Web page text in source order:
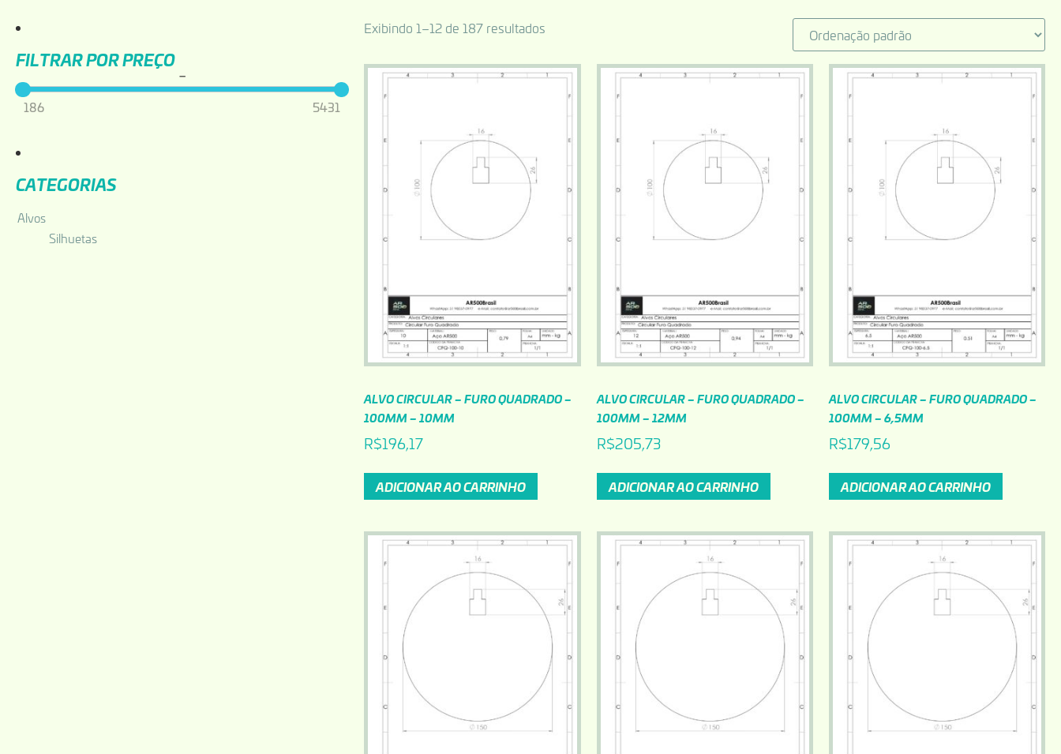
Filtrar por Preço
–
186 5431
Categorias
Alvos
Silhuetas
Exibindo 1–12 de 187 resultados
ALVO CIRCULAR – FURO QUADRADO –
100MM – 10MM
R$196,17
ADICIONAR AO CARRINHO
ALVO CIRCULAR – FURO QUADRADO –
100MM – 12MM
R$205,73
ADICIONAR AO CARRINHO
ALVO CIRCULAR – FURO QUADRADO –
100MM – 6,5MM
R$179,56
ADICIONAR AO CARRINHO